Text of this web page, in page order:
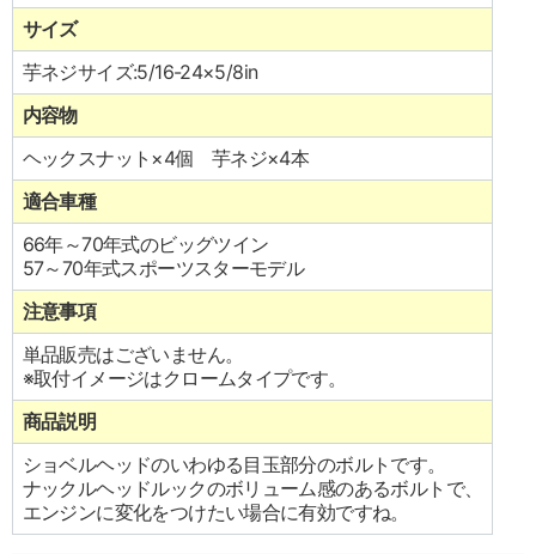
サイズ
芋ネジサイズ:5/16-24×5/8in
内容物
ヘックスナット×4個 芋ネジ×4本
適合車種
66年～70年式のビッグツイン
57～70年式スポーツスターモデル
注意事項
単品販売はございません。
※取付イメージはクロームタイプです。
商品説明
ショベルヘッドのいわゆる目玉部分のボルトです。
ナックルヘッドルックのボリューム感のあるボルトで、
エンジンに変化をつけたい場合に有効ですね。